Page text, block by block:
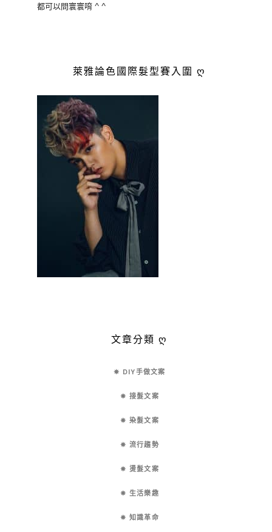
都可以問寰寰唷 ^ ^
萊雅論色國際髮型賽入圍 ღ
文章分類 ღ
✵ DIY手做文案
✵ 接髮文案
✵ 染髮文案
✵ 流行趨勢
✵ 燙髮文案
✵ 生活樂趣
✵ 知識革命